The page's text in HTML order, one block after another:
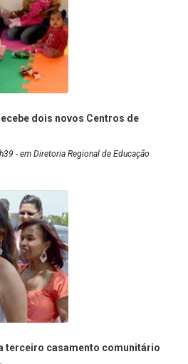
dois novos Centros de
- em Diretoria Regional de Educação
terceiro casamento comunitário